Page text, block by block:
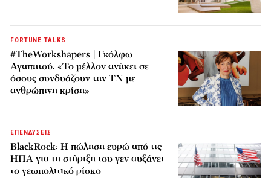
FORTUNE TALKS
#TheWorkshapers | Γκόλφω
Αγαπητού: «Το μέλλον ανήκει σε
όσους συνδυάζουν την ΤΝ με
ανθρώπινη κρίση»
ΕΠΕΝΔΥΣΕΙΣ
BlackRock: Η πώληση ευρώ από τις
ΗΠΑ για τη στήριξη του γεν αυξάνει
το γεωπολιτικό ρίσκο